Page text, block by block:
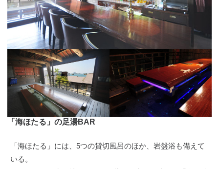
「海ほたる」の足湯BAR
「海ほたる」には、5つの貸切風呂のほか、岩盤浴も備えて
いる。